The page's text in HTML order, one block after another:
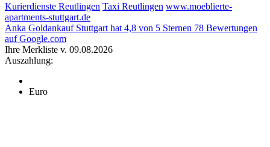
Kurierdienste Reutlingen Taxi Reutlingen www.moeblierte-
apartments-stuttgart.de
Anka Goldankauf Stuttgart hat 4,8 von 5 Sternen 78 Bewertungen
auf Google.com
Ihre Merkliste v. 09.08.2026
Auszahlung:
Euro